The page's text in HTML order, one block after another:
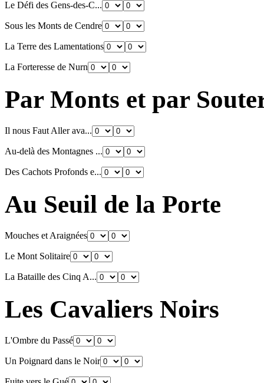
Le Défi des Gens-des-C...
Sous les Monts de Cendre
La Terre des Lamentations
La Forteresse de Nurn
Par Monts et par
Il nous Faut Aller ava...
Au-delà des Montagnes ...
Des Cachots Profonds e...
Au Seuil de la Porte
Mouches et Araignées
Le Mont Solitaire
La Bataille des Cinq A...
Les Cavaliers Noirs
L'Ombre du Passé
Un Poignard dans le Noir